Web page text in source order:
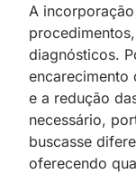
A
diagnósticos.
encarecimento
e a redução
necessário,
buscasse
oferecendo